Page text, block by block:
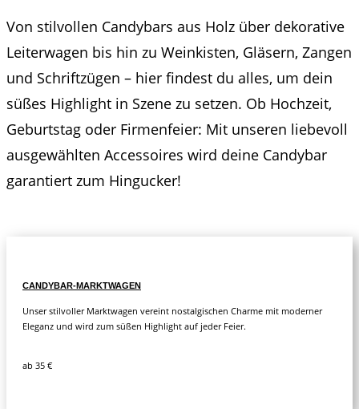
Von stilvollen Candybars aus Holz über dekorative
Leiterwagen bis hin zu Weinkisten, Gläsern, Zangen
und Schriftzügen – hier findest du alles, um dein
süßes Highlight in Szene zu setzen. Ob Hochzeit,
Geburtstag oder Firmenfeier: Mit unseren liebevoll
ausgewählten Accessoires wird deine Candybar
garantiert zum Hingucker!
CANDYBAR-MARKTWAGEN
Unser stilvoller Marktwagen vereint nostalgischen Charme mit moderner
Eleganz und wird zum süßen Highlight auf jeder Feier.
ab 35 €